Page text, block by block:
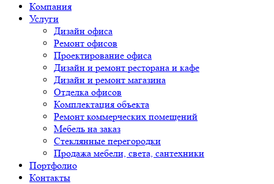
Компания
Услуги
Дизайн офиса
Ремонт офисов
Проектирование офиса
Дизайн и ремонт ресторана и кафе
Дизайн и ремонт магазина
Отделка офисов
Комплектация объекта
Ремонт коммерческих помещений
Мебель на заказ
Стеклянные перегородки
Продажа мебели, света, сантехники
Портфолио
Контакты